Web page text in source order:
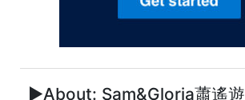
►About: Sam&Gloria蕭遙遊